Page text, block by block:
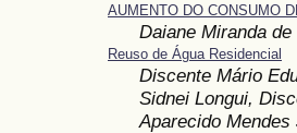
AUMENTO DO CONSUMO
Daiane Miranda
Reuso de Água Residencial
Discente Mário
Sidnei Longui,
Aparecido Mendes